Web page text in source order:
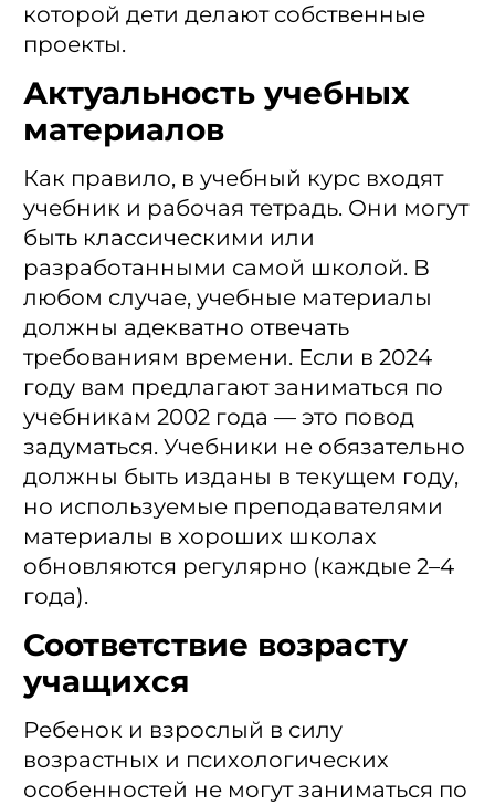
которой дети делают собственные
проекты.
Актуальность учебных
материалов
Как правило, в учебный курс входят
учебник и рабочая тетрадь. Они могут
быть классическими или
разработанными самой школой. В
любом случае, учебные материалы
должны адекватно отвечать
требованиям времени. Если в 2024
году вам предлагают заниматься по
учебникам 2002 года — это повод
задуматься. Учебники не обязательно
должны быть изданы в текущем году,
но используемые преподавателями
материалы в хороших школах
обновляются регулярно (каждые 2–4
года).
Соответствие возрасту
учащихся
Ребенок и взрослый в силу
возрастных и психологических
особенностей не могут заниматься по